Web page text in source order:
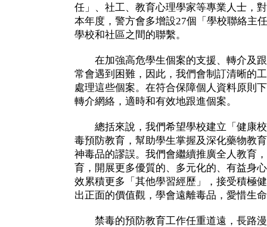
任」、社工、教育心理學家等專業人士，
本年度，警方會多增設27個「學校聯絡主
學校和社區之間的聯繫。
在加強高危學生個案的支援、轉介及跟
常會遇到困難，因此，我們會制訂清晰的
處理這些個案。在符合保障個人資料原則
轉介網絡，適時和有效地跟進個案。
總括來說，我們希望學校建立「健康校
毒預防教育，幫助學生掌握及深化藥物教
神毒品的謬誤。我們會繼續推廣全人教育
育，開展更多優質的、多元化的、有益身
效累積更多「其他學習經歷」，接受積極
出正面的價值觀，學會遠離毒品，愛惜生
禁毒的預防教育工作任重道遠，長路漫